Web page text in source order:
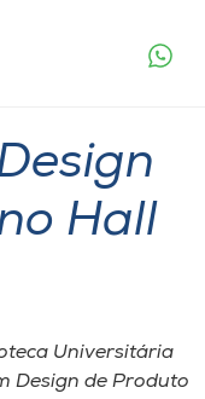
Hall
Universitária
Design de Produto